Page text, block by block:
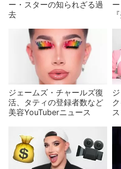
ー・スターの知られざる過
去
ジェームズ・チャールズ復
活、タティの登録者数など
美容YouTuberニュース